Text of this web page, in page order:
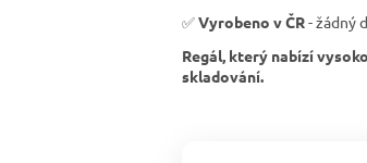
✅Vyrobeno v ČR- žádný
Regál, který nabízí
skladování.